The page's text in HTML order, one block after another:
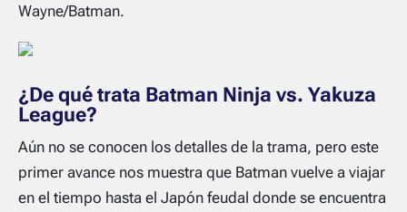
Wayne/Batman.
¿De qué trata Batman Ninja vs. Yakuza
League?
Aún no se conocen los detalles de la trama, pero este
primer avance nos muestra que Batman vuelve a viajar
en el tiempo hasta el Japón feudal donde se encuentra